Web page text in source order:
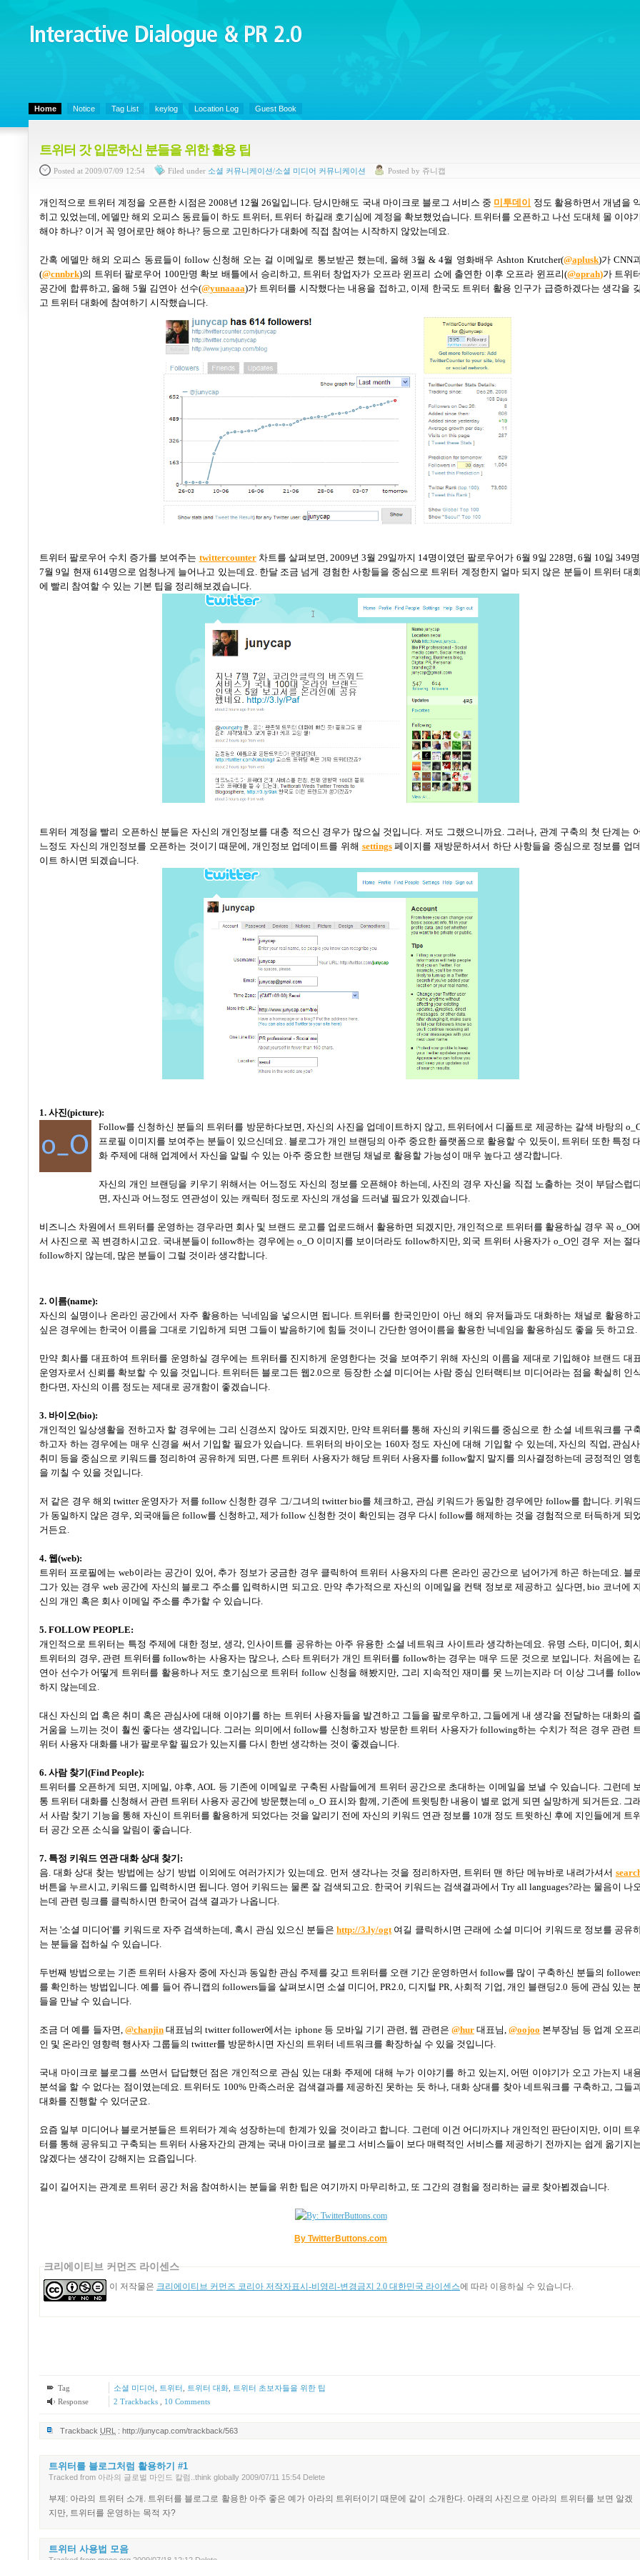
Interactive Dialogue &
PR 2.0
Home Notice Tag List keylog Location Log Guest Book
트위터 갓 입문하신 분들을 위한 활용 팁
Posted at 2009/07/09 12:54 Filed under 소셜 커뮤니케이션/소셜 미디어 커뮤니케이션 Posted by 쥬니캡
개인적으로 트위터 계정을 오픈한 시점은 2008년 12월 26일입니다. 당시만해도 국내 마이크로 블로그 서비스 중 미투데이
정도 활용하면서 개념을 익
히고 있었는데,에델만 해외 오피스 동료들이 하도 트위터, 트위터 하길래 호기심에 계정을 확보했었습니다. 트위터를 오픈하고 나선 도대체 몰 이야기
해야 하나? 이거 꼭 영어로만 해야 하나? 등으로 고민하다가 대화에 직접 참여는 시작하지 않았는데요.
간혹 에델만 해외 오피스 동료들이 follow 신청해 오는 걸 이메일로 통보받곤 했는데, 올해 3월 & 4월 영화배우 Ashton Krutcher(@aplusk)가CNN
(@cnnbrk)의 트위터 팔로우어 100만명 확보 배틀에서 승리하고, 트위터 창업자가 오프라 윈프리 쇼에 출연한 이후 오프라 윈프리(@oprah)가 트위터
공간에 합류하고, 올해 5월 김연아 선수(@yunaaaa)가 트위터를 시작했다는 내용을 접하고, 이제 한국도 트위터 활용 인구가 급증하겠다는 생각을
고 트위터 대화에 참여하기 시작했습니다.
트위터 팔로우어 수치 증가를 보여주는 twittercounter차트를 살펴보면 , 2009년 3월 29일까지 14명이였던 팔로우어가 6월 9일 228명 , 6월 10일 349명
7월 9일 현재 614명으로 엄청나게 늘어나고 있는데요 한달 조금 넘게 경험한 사항들을 중심으로 트위터 계정한지 얼마 되지 않은 분들이 트위터 대
에 빨리 참여할 수 있는 기본 팁을 정리해보겠습니다
트위터 계정을 빨리 오픈하신 분들은 자신의 개인정보를 대충 적으신 경우가 많으실 것입니다. 저도 그랬으니까요. 그러나, 관계 구축의 첫 단계는 어
느정도 자신의 개인정보를 오픈하는 것이기 때문에, 개인정보 업데이트를 위해 settings페이지를 재방문하셔서 하단 사항들을 중심으로 정보를 업데
이트 하시면 되겠습니다.
1. 사진(picture):
Follow를 신청하신 분들의 트위터를 방문하다보면, 자신의 사진을 업데이트하지 않고, 트위터에서 디폴트로 제공하는 갈색 바탕의
프로필 이미지를 보여주는 분들이 있으신데요 . 블로그가 개인 브랜딩의 아주 중요한 플랫폼으로 활용할 수 있듯이, 트위터 또한 특정 대
화 주제에 대해 업계에서 자신을 알릴 수 있는 아주 중요한 브랜딩 채널로 활용할 가능성이 매우 높다고 생각합니다.
자신의 개인 브랜딩을 키우기 위해서는 어느정도 자신의 정보를 오픈해야 하는데, 사진의 경우 자신을 직접 노출하는 것이 부담스럽
면, 자신과 어느정도 연관성이 있는 캐릭터 정도로 자신의 개성을 드러낼 필요가 있겠습니다.
비즈니스 차원에서 트위터를 운영하는 경우라면 회사 및 브랜드 로고를 업로드해서 활용하면 되겠지만, 개인적으로 트위터를 활용하실 경우 꼭 o_O에
서 사진으로 꼭 변경하시고요. 국내분들이 follow하는 경우에는 o_O 이미지를 보이더라도 follow하지만, 외국 트위터 사용자가 o_O인 경우 저는 절대
follow하지 않는데, 많은 분들이 그럴 것이라 생각합니다.
2. 이름(name):
자신의 실명이나 온라인 공간에서 자주 활용하는 닉네임을 넣으시면 됩니다. 트위터를 한국인만이 아닌 해외 유저들과도 대화하는 채널로 활용하
싶은 경우에는 한국어 이름을 그대로 기입하게 되면 그들이 발음하기에 힘들 것이니 간단한 영어이름을 활용한 닉네임을 활용하심도 좋을 듯 하고요.
만약 회사를 대표하여 트위터를 운영하실 경우에는 트위터를 진지하게 운영한다는 것을 보여주기 위해 자신의 이름을 제대로 기입해야 브랜드 대
운영자로서 신뢰를 확보할 수 있을 것입니다. 트위터든 블로그든 웹2.0으로 등장한 소셜 미디어는 사람 중심 인터랙티브 미디어라는 점을 확실히 인식
한다면, 자신의 이름 정도는 제대로 공개함이 좋겠습니다.
3. 바이오(bio):
개인적인 일상생활을 전하고자 할 경우에는 그리 신경쓰지 않아도 되겠지만, 만약 트위터를 통해 자신의 키워드를 중심으로 한 소셜 네트워크를 구
하고자 하는 경우에는 매우 신경을 써서 기입할 필요가 있습니다. 트위터의 바이오는 160자 정도 자신에 대해 기입할 수 있는데, 자신의 직업, 관심사
취미 등을 중심으로 키워드를 정리하여 공유하게 되면, 다른 트위터 사용자가 해당 트위터 사용자를 follow할지 말지를 의사결정하는데 긍정적인 영
을 끼칠 수 있을 것입니다.
저 같은 경우 해외 twitter 운영자가 저를 follow신청한 경우 그/그녀의 twitter bio를 체크하고, 관심 키워드가 동일한 경우에만 follow를 합니다. 키워
가 동일하지 않은 경우, 외국애들은 follow를 신청하고, 제가 follow신청한 것이 확인되는 경우 다시 follow를 해제하는 것을 경험적으로 터득하게 되었
거든요.
4. 웹(web):
트위터 프로필에는 web이라는 공간이 있어, 추가 정보가 궁금한 경우 클릭하여 트위터 사용자의 다른 온라인 공간으로 넘어가게 하곤 하는데요. 블
그가 있는 경우 web 공간에 자신의 블로그 주소를 입력하시면 되고요. 만약 추가적으로 자신의 이메일을 컨택 정보로 제공하고 싶다면, bio 코너에
신의 개인 혹은 회사 이메일 주소를 추가할 수 있습니다.
5. FOLLOW PEOPLE:
개인적으로 트위터는 특정 주제에 대한 정보, 생각, 인사이트를 공유하는 아주 유용한 소셜 네트워크 사이트라 생각하는데요. 유명 스타, 미디어, 회
트위터의 경우, 관련 트위터를 follow하는 사용자는 많으나, 스타 트위터가 개인 트위터를 follow하는 경우는 매우 드문 것으로 보입니다. 처음에는 김
연아 선수가 어떻게 트위터를 활용하나 저도 호기심으로 트위터 follow 신청을 해봤지만, 그리 지속적인 재미를 못 느끼는지라 더 이상 그녀를
하지 않는데요.
대신 자신의 업 혹은 취미 혹은 관심사에 대해 이야기를 하는 트위터 사용자들을 발견하고 그들을 팔로우하고, 그들에게 내 생각을 전달하는 대화의
거움을 느끼는 것이 훨씬 좋다는 생각입니다. 그러는 의미에서follow를 신청하고자 방문한 트위터 사용자가following하는 수치가 적은 경우 관련
위터 사용자 대화를 내가 팔로우할 필요가 있는지를 다시 한번 생각하는 것이 좋겠습니다.
6. 사람 찾기 (Find People):
트위터를 오픈하게 되면, 지메일, 야후, AOL 등 기존에 이메일로 구축된 사람들에게 트위터 공간으로 초대하는 이메일을 보낼 수 있습니다. 그런데
통 트위터 대화를 신청해서 관련 트위터 사용자 공간에 방문했는데 o_O 표시와 함께, 기존에 트윗팅한 내용이 별로 없게 되면 실망하게 되거든요. 그래
서 사람 찾기 기능을 통해 자신이 트위터를 활용하게 되었다는 것을 알리기 전에 자신의 키워드 연관 정보를 10개 정도 트윗하신 후에 지인들에게 트위
터 공간 오픈 소식을 알림이 좋습니다.
7. 특정 키워드 연관 대화 상대 찾기:
음. 대화 상대 찾는 방법에는 상기 방법 이외에도 여러가지가 있는데요. 먼저 생각나는 것을 정리하자면, 트위터 맨 하단 메뉴바로 내려가셔서
버튼을 누르시고, 키워드를 입력하시면 됩니다. 영어 키워드는 물론 잘 검색되고요. 한국어 키워드는 검색결과에서 Try all languages?라는 물음이 나
는데 관련 링크를 클릭하시면 한국어 검색 결과가 나옵니다.
저는 '소셜 미디어'를 키워드로 자주 검색하는데, 혹시 관심 있으신 분들은http://3.ly/ogt여길 클릭하시면 근래에 소셜 미디어 키워드로 정보를 공유
는 분들을 접하실 수 있습니다.
두번째 방법으로는 기존 트위터 사용자 중에 자신과 동일한 관심 주제를 갖고 트위터를 오랜 기간 운영하면서 follow를 많이 구축하신 분들의
를 확인하는 방법입니다. 예를 들어 쥬니캡의 followers들을 살펴보시면 소셜 미디어, PR2.0, 디지털 PR, 사회적 기업, 개인 블랜딩2.0 등에 관심 있는
들을 만날 수 있습니다.
조금 더 예를 들자면, @chanjin대표님의 twitter follower에서는 iphone 등 모바일 기기 관련, 웹 관련은 @hur대표님,@oojoo 본부장님 등 업계 오프
인 및 온라인 영향력 행사자 그룹들의 twitter를 방문하시면 자신의 트위터 네트워크를 확장하실 수 있을 것입니다.
국내 마이크로 블로그를 쓰면서 답답했던 점은 개인적으로 관심 있는 대화 주제에 대해 누가 이야기를 하고 있는지, 어떤 이야기가 오고 가는지 내
분석을 할 수 없다는 점이였는데요. 트위터도 100% 만족스러운 검색결과를 제공하진 못하는 듯 하나, 대화 상대를 찾아 네트워크를 구축하고, 그들
대화를 진행할 수 있더군요.
요즘 일부 미디어나 블로거분들은 트위터가 계속 성장하는데 한계가 있을 것이라고 합니다. 그런데 이건 어디까지나 개인적인 판단이지만, 이미 트위
터를 통해 공유되고 구축되는 트위터 사용자간의 관계는 국내 마이크로 블로그 서비스들이 보다 매력적인 서비스를 제공하기 전까지는 쉽게 옮기지
않겠다는 생각이 강해지는 요즘입니다.
길이 길어지는 관계로 트위터 공간 처음 참여하시는 분들을 위한 팁은 여기까지 마무리하고, 또 그간의 경험을 정리하는 글로 찾아뵙겠습니다.
By TwitterButtons.com
크리에이티브 커먼즈 라이센스
이 저작물은 크리에이티브 커먼즈 코리아 저작자표시-비영리-변경금지 2.0 대한민국 라이센스에 따라 이용하실 수 있습니다.
Tag 소셜 미디어 트위터 트위터 대화,
트위터 초보자들을 위한 팁
Response
2 Trackbacks 10 Comments
Trackback URL : http://junycap.com/trackback/563
트위터를 블로그처럼 활용하기 #1
Tracked from 아라의 글로벌 마인드 칼럼..think globally 2009/07/11 15:54 Delete
부제: 아라의 트위터 소개. 트위터를 블로그로 활용한 아주 좋은 예가 아라의 트위터이기 때문에 같이 소개한다. 아래의 사진으로 아라의 트위터를 보면 알겠
지만, 트위터를 운영하는 목적 자?
트위터 사용법 모음